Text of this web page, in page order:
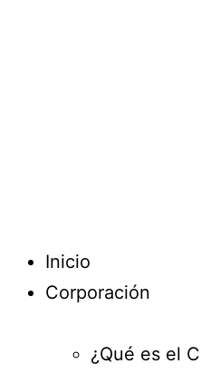
Inicio
Corporación
¿Qué es el